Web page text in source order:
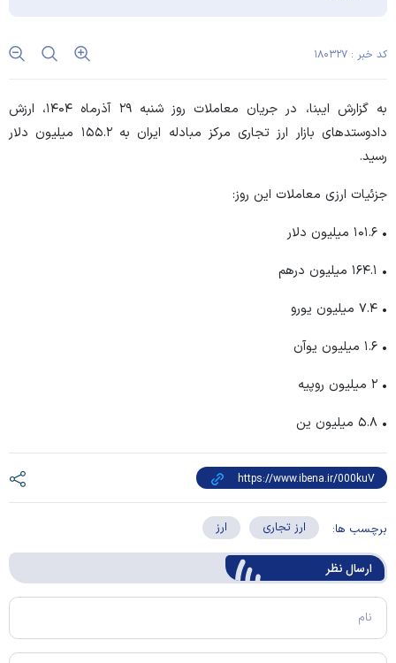
کد خبر : ۱۸۰۳۲۷
به گزارش ایبنا، در جریان معاملات روز شنبه ۲۹ آذرماه ۱۴۰۴، ارزش
دادوستد‌های بازار ارز تجاری مرکز مبادله ایران به ۱۵۵.۲ میلیون دلار
رسید.
جزئیات ارزی معاملات این روز:
• ۱۰۱.۶ میلیون دلار
• ۱۶۴.۱ میلیون درهم
• ۷.۴ میلیون یورو
• ۱.۶ میلیون یوآن
• ۲ میلیون روپیه
• ۵.۸ میلیون ین
برچسب ها: ارز تجاری ارز
ارسال‌ نظر